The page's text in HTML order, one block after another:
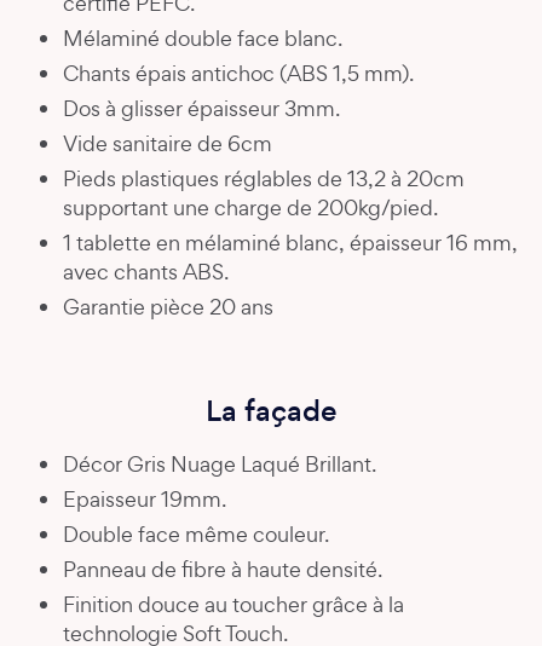
Mélaminé double face blanc.
Chants épais antichoc (ABS 1,5 mm).
Dos à glisser épaisseur 3mm.
Vide sanitaire de 6cm
Pieds plastiques réglables de 13,2 à 20cm
supportant une charge de 200kg/pied.
1 tablette en mélaminé blanc, épaisseur 16 mm,
avec chants ABS.
Garantie pièce 20 ans
La façade
Décor Gris Nuage Laqué Brillant.
Epaisseur 19mm.
Double face même couleur.
Panneau de fibre à haute densité.
Finition douce au toucher grâce à la
technologie Soft Touch.